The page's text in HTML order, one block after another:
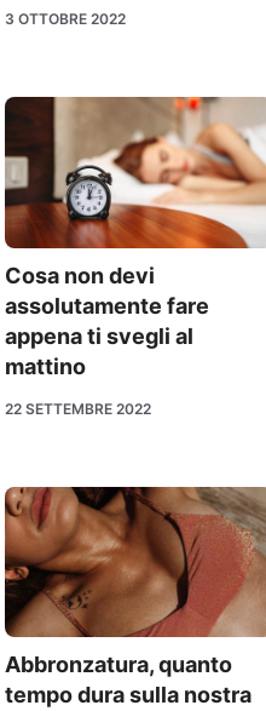
3 OTTOBRE 2022
Cosa non devi
assolutamente fare
appena ti svegli al
mattino
22 SETTEMBRE 2022
Abbronzatura, quanto
tempo dura sulla nostra